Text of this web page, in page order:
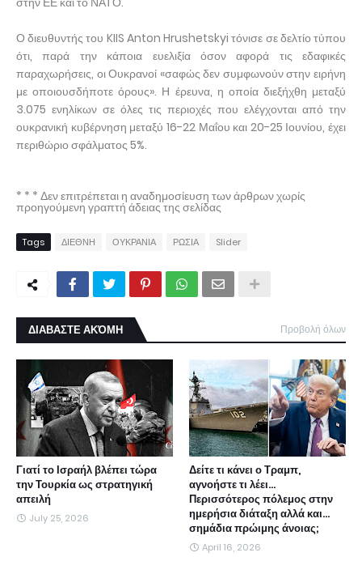
Ο διευθυντής του KIIS Anton Hrushetskyi τόνισε σε δελτίο τύπου
ότι, παρά την κάποια ευελιξία όσον αφορά τις εδαφικές
παραχωρήσεις, οι Ουκρανοί «σαφώς δεν συμφωνούν στην ειρήνη
με οποιουσδήποτε όρους». Η έρευνα, η οποία διεξήχθη μεταξύ
3.075 ενηλίκων σε όλες τις περιοχές που ελέγχονται από την
ουκρανική κυβέρνηση μεταξύ 16-22 Μαΐου και 20-25 Ιουνίου, έχει
περιθώριο σφάλματος 5%.
* * * Δεν επιτρέπεται η αναδημοσίευση των άρθρων χωρίς
προηγούμενη γραπτή άδειας της σελίδας
Tags ΔΙΕΘΝΗ ΟΥΚΡΑΝΙΑ ΡΩΣΙΑ Slider
ΔΙΑΒΑΣΤΕ ΑΚΌΜΗ Προβολή όλων
Γιατί το Ισραήλ βλέπει τώρα
την Τουρκία ως στρατηγική
απειλή
July 25, 2026
Δείτε τι κάνει ο Τραμπ,
αγνοήστε τι λέει...
Περισσότερος πόλεμος στην
ημερήσια διάταξη αλλά και...
σημάδια πρώιμης άνοιας;
April 16, 2026